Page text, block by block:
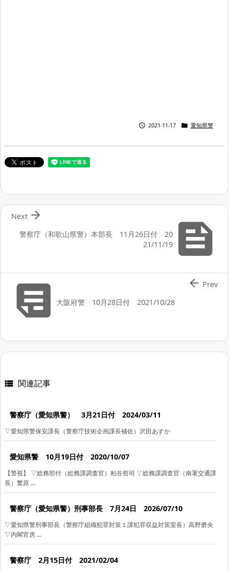
 2021-11-17  愛知県警

警察庁（和歌山県警）本部長 11月26日付 20
21/11/19

Next
 大阪府警 10月28日付 2021/10/28
 Prev
 関連記事
警察庁（愛知県警） 3月21日付 2024/03/11
▽愛知県警保安課長（警察庁技術企画課長補佐）沢田あすか
愛知県警 10月19日付 2020/10/07
【警視】 ▽総務部付（総務課調査官）粕谷哲司 ▽総務課調査官（南署交通課
長）繁原 ...
警察庁（愛知県警）刑事部長 7月24日 2026/07/10
▽愛知県警刑事部長（警察庁組織犯罪対策１課犯罪収益対策室長）高野磨央
▽内閣官房 ...
警察庁 2月15日付 2021/02/04